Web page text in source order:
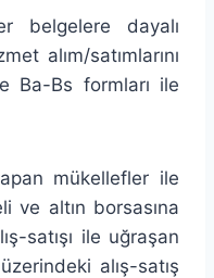
belgelere dayalı
alım/satımlarını
Ba-Bs formları ile
mükellefler ile
ve altın borsasına
satışı ile uğraşan
alış-satış